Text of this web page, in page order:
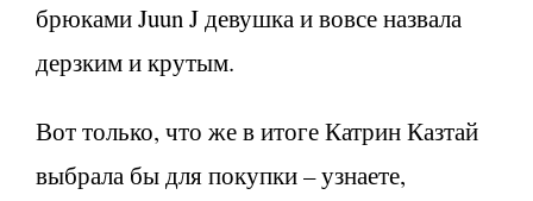
брюками Juun J девушка и вовсе назвала
дерзким и крутым.
Вот только, что же в итоге Катрин Казтай
выбрала бы для покупки – узнаете,